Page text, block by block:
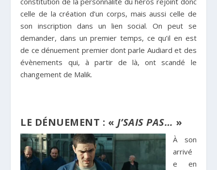
celle de la création d’un corps, mais aussi celle de
son inscription dans un lien social. On peut se
demander, dans un premier temps, ce qu’il en est
de ce dénuement premier dont parle Audiard et des
évènements qui, à partir de là, ont scandé le
changement de Malik.
LE DÉNUEMENT : « J’SAIS PAS… »
À son
arrivé
e en